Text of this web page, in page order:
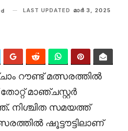
LAST UPDATED മാര്‍ 3, 2025
റൗണ്ട് മത്സരത്തിൽ
മാഞ്ചസ്റ്റർ
സമയത്ത്
ഷൂട്ടൗട്ടിലാണ്